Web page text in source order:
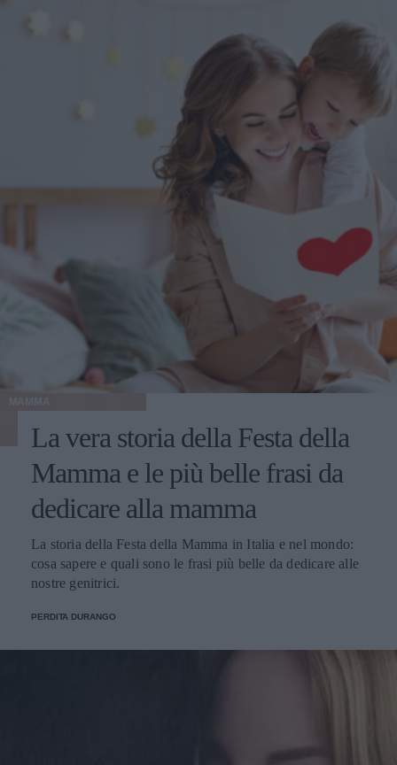
La vera storia della Festa della
Mamma e le più belle frasi da
dedicare alla mamma
La storia della Festa della Mamma in Italia e nel mondo:
cosa sapere e quali sono le frasi più belle da dedicare alle
nostre genitrici.
PERDITA DURANGO